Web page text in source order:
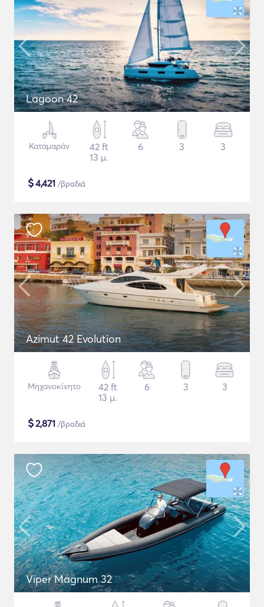
Lagoon 42
Καταμαράν
42 ft
13 μ.
6 3 3
$4,421 /βραδιά
Azimut 42 Evolution
Μηχανοκίνητο
42 ft
13 μ.
6 3 3
$2,871 /βραδιά
Viper Magnum 32